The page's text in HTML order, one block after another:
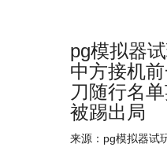
pg模拟器
中方接机
刀随行名
被踢出局
来源： pg模拟器试